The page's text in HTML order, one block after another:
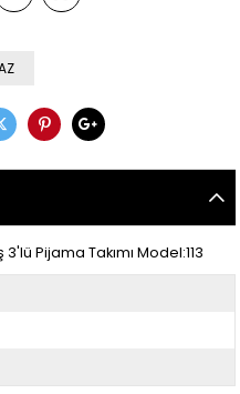
Pijama Takımı Model:113